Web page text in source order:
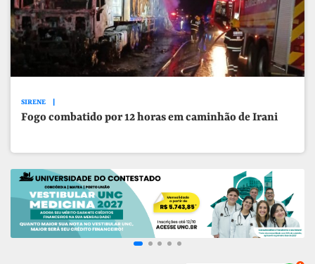
SIRENE
Fogo combatido por 12 horas em caminhão de Irani